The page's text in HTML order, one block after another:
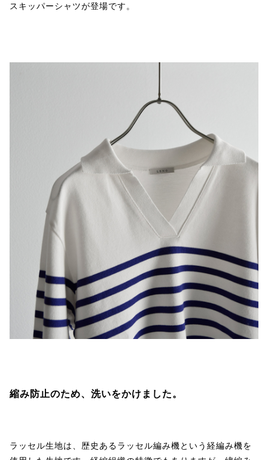
スキッパーシャツが登場です。
縮み防止のため、洗いをかけました。
ラッセル生地は、歴史あるラッセル編み機という経編み機を